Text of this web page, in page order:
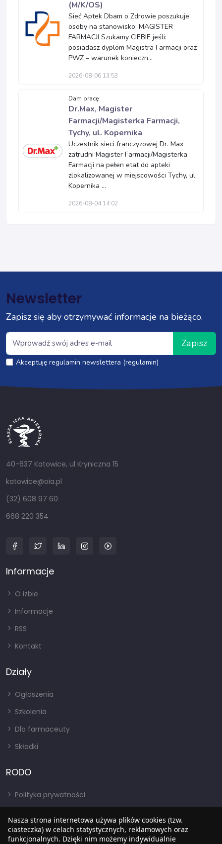
(M/K/OS)
Sieć Aptek Dbam o Zdrowie poszukuje
osoby na stanowisko: MAGISTER
FARMACJI Szukamy CIEBIE jeśli:
posiadasz dyplom Magistra Farmacji oraz
PWZ – warunek konieczn...
2026-08-06 13:53
Dam pracę
Dr.Max, Magister
Farmacji/Magisterka Farmacji,
Tychy, ul. Kopernika
Uczestnik sieci franczyzowej Dr. Max
zatrudni Magister Farmacji/Magisterka
Farmacji na pełen etat do apteki
zlokalizowanej w miejscowości Tychy, ul.
Kopernika ...
2026-08-04 14:02
Newsletter
Zapisz się aby otrzymywać informacje na bieżąco.
Zapisz
Akceptuję regulamin newslettera (regulamin)
40-637 Katowice, ul Kryniczna 15
katowice@oia.pl
(32) 608 97 60
668 220 354
Informacje
O izbie
Informacje
RSS
Kontakt
Działy
Ogłoszenia
Szkolenia
Dla farmaceuty
Składki
RODO
Polityka prywatności
RODO
Nasza strona internetowa używa plików cookies (tzw.
ciasteczka) w celach statystycznych, reklamowych oraz
funkcjonalnych. Dzięki nim możemy indywidualnie